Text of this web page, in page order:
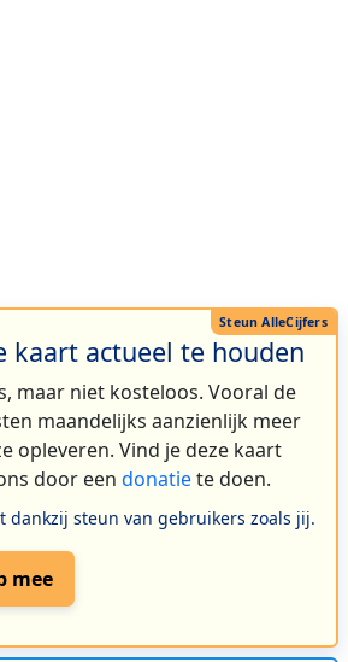
kaart actueel te houden
maar niet kosteloos. Vooral de
maandelijks aanzienlijk meer
opleveren. Vind je deze kaart
door een donatiete doen.
dankzij steun van gebruikers zoals jij.
mee